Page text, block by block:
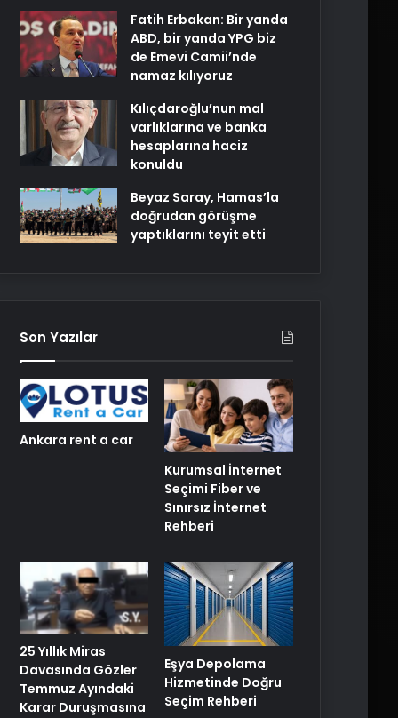
Fatih Erbakan: Bir yanda
ABD, bir yanda YPG biz
de Emevi Camii’nde
namaz kılıyoruz
Kılıçdaroğlu’nun mal
varlıklarına ve banka
hesaplarına haciz
konuldu
Beyaz Saray, Hamas’la
doğrudan görüşme
yaptıklarını teyit etti
Son Yazılar
Ankara rent a car
Kurumsal İnternet
Seçimi Fiber ve
Sınırsız İnternet
Rehberi
25 Yıllık Miras
Davasında Gözler
Temmuz Ayındaki
Karar Duruşmasına
Eşya Depolama
Hizmetinde Doğru
Seçim Rehberi